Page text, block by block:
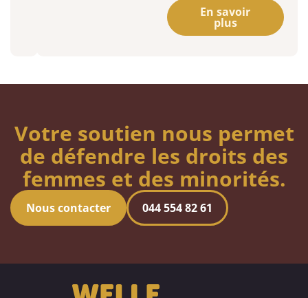
En savoir
plus
Votre soutien nous permet
de défendre les droits des
femmes et des minorités.
Nous contacter 044 554 82 61